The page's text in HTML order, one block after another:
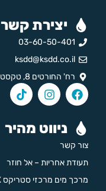
יצירת קשר
03-60-50-401
ksdd@ksdd.co.il
רח' החורטים 8, טקסטיל סנטר, א.ת. חולון. קומה 2
ניווט מהיר
צור קשר
תעודת אחריות – אל חוזר
מרכך מים מרכזי סטריקס STRYX